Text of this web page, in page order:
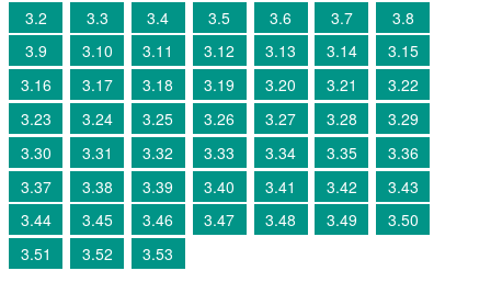
3.2
3.3 3.4 3.5 3.6 3.7
3.8
3.9
3.10 3.11 3.12 3.13 3.14
3.15
3.16
3.17 3.18 3.19 3.20 3.21
3.22
3.23
3.24 3.25 3.26 3.27 3.28
3.29
3.30
3.31 3.32 3.33 3.34 3.35
3.36
3.37
3.38 3.39 3.40 3.41 3.42
3.43
3.44
3.45 3.46 3.47 3.48 3.49
3.50
3.51
3.52 3.53